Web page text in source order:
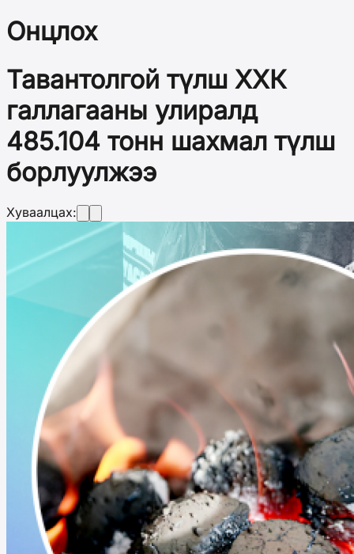
Онцлох
Тавантолгой түлш ХХК
галлагааны улиралд
485.104 тонн шахмал түлш
борлуулжээ
Хуваалцах: